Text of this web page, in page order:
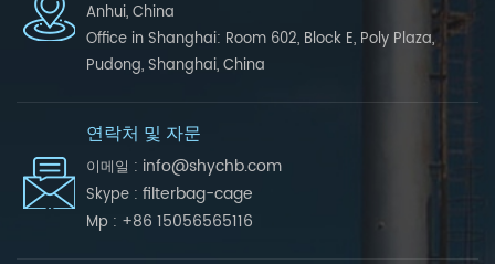
Anhui, China
Office in Shanghai: Room 602, Block E, Poly Plaza,
Pudong, Shanghai, China
연락처 및 자문
이메일 : info@shychb.com
Skype : filterbag-cage
Mp : +86 15056565116